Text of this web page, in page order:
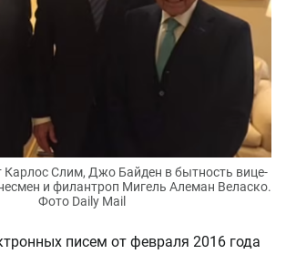
Карлос Слим, Джо Байден в бытность вице-
и филантроп Мигель Алеман Веласко.
Фото Daily Mail
писем от февраля 2016 года